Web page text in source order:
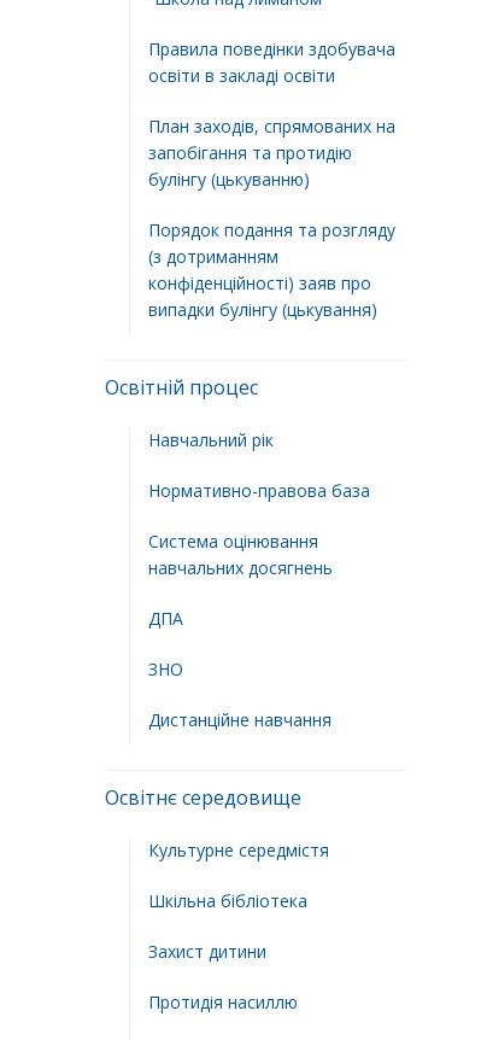
Правила поведінки здобувача
освіти в закладі освіти
План заходів, спрямованих на
запобігання та протидію
булінгу (цькуванню)
Порядок подання та розгляду
(з дотриманням
конфіденційності) заяв про
випадки булінгу (цькування)
Освітній процес
Навчальний рік
Нормативно-правова база
Система оцінювання
навчальних досягнень
ДПА
ЗНО
Дистанційне навчання
Освітнє середовище
Культурне середмістя
Шкільна бібліотека
Захист дитини
Протидія насиллю